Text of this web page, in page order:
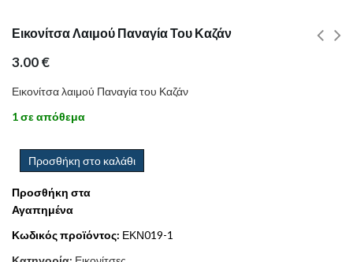
Εικονίτσα Λαιμού Παναγία Του Καζάν
3.00€
Εικονίτσα λαιμού Παναγία του Καζάν
1 σε απόθεμα
Προσθήκη στο καλάθι
Προσθήκη στα
Αγαπημένα
Κωδικός προϊόντος: ΕΚΝ019-1